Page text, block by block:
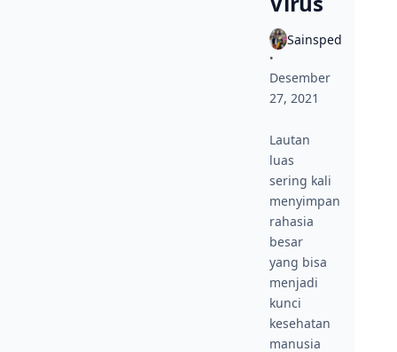
Sainsped
•
Desember
27, 2021
Lautan
luas
sering kali
menyimpan
rahasia
besar
yang bisa
menjadi
kunci
kesehatan
manusia